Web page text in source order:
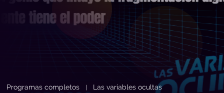
Programas completos Las variables ocultas